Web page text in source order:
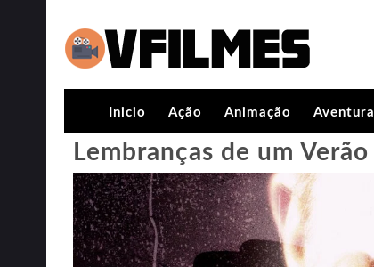
Inicio Ação Animação Aventura
Lembranças de um Verão